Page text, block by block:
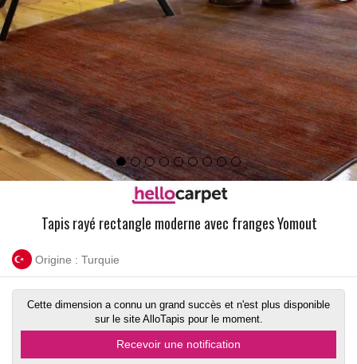
Tapis rayé rectangle moderne avec franges Yomout
Origine : Turquie
Cette dimension a connu un grand succès et n'est plus disponible
sur le site AlloTapis pour le moment.
Recevoir une notification